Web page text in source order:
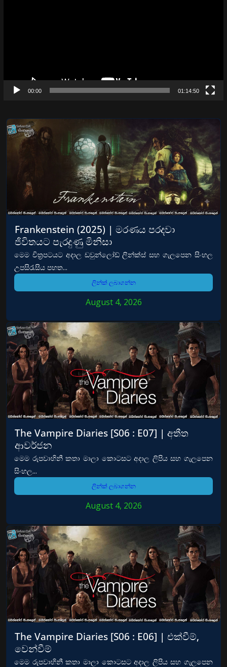
00:00 01:14:50
Frankenstein (2025) | මරණය පරදවා
ජිවිතයට පැරදුණු මිනිසා
මෙම චිත්‍රපටයට අදාල ඩවුන්ලෝඩ් ලින්ක්ස් සහ ගැලපෙන සිංහල
උපසිරැසිය පහත...
ලින්ක් ලබාගන්න
August 4, 2026
The Vampire Diaries [S06 : E07] | අතීත
ආවර්ජන
මෙම රුපවාහිනී කතා මාලා කොටසට අදාල ලිපිය සහ ගැලපෙන
සිංහල...
ලින්ක් ලබාගන්න
August 4, 2026
The Vampire Diaries [S06 : E06] | එක්වීම්,
වෙන්වීම්
මෙම රුපවාහිනී කතා මාලා කොටසට අදාල ලිපිය සහ ගැලපෙන